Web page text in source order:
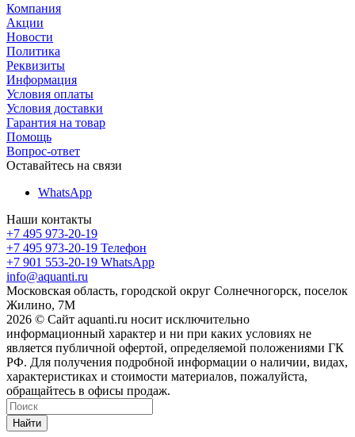
Компания
Акции
Новости
Политика
Реквизиты
Информация
Условия оплаты
Условия доставки
Гарантия на товар
Помощь
Вопрос-ответ
Оставайтесь на связи
WhatsApp
Наши контакты
+7 495 973-20-19
+7 495 973-20-19 Телефон
+7 901 553-20-19 WhatsApp
info@aquanti.ru
Московская область, городской округ Солнечногорск, поселок
Жилино, 7М
2026 © Сайт aquanti.ru носит исключительно
информационный характер и ни при каких условиях не
является публичной офертой, определяемой положениями ГК
РФ. Для получения подробной информации о наличии, видах,
характеристиках и стоимости материалов, пожалуйста,
обращайтесь в офисы продаж.
Найти